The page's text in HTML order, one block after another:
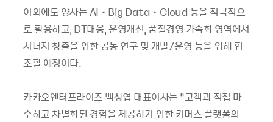
이외에도 양사는 AI‧Big Data‧Cloud 등을 적극적으
로 활용하고, DT대응, 운영개선, 품질경영 가속화 영역에서
시너지 창출을 위한 공동 연구 및 개발/운영 등을 위해 협
조할 예정이다.
카카오엔터프라이즈 백상엽 대표이사는 “고객과 직접 마
주하고 차별화된 경험을 제공하기 위한 커머스 플랫폼의